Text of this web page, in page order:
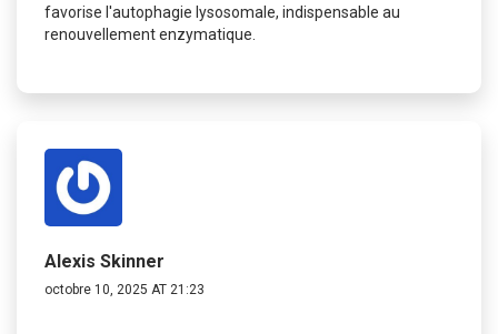
favorise l'autophagie lysosomale, indispensable au
renouvellement enzymatique.
Alexis Skinner
octobre 10, 2025 AT 21:23